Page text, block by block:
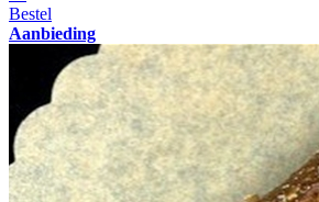
Bestel
Aanbieding